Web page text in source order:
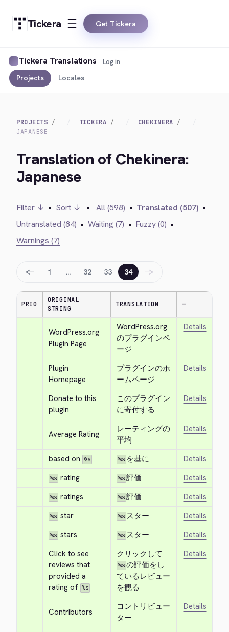
Tickera Get Tickera
Tickera Translations
Projects Locales
Log in
PROJECTS TICKERA
CHEKINERA
JAPANESE
Translation of Chekinera:
Japanese
Filter ↓ • Sort ↓ • All (598) • Translated (507) •
Untranslated (84) • Waiting (7) • Fuzzy (0) •
Warnings (7)
← 1 … 32 33 34 →
PRIO
ORIGINAL
STRING
TRANSLATION —
WordPress.org
Plugin Page
WordPress.org
のプラグインペ
ージ
Details
Plugin
Homepage
プラグインのホ
ームページ
Details
Donate to this
plugin
このプラグイン
に寄付する
Details
Average Rating
レーティングの
平均
Details
based on %s %s を基に Details
%s rating %s 評価 Details
%s ratings %s 評価 Details
%s star %s スター Details
%s stars %s スター
Details
Click to see
reviews that
provided a
rating of %s
クリックして
%s の評価をし
ているレビュー
を観る
Details
Contributors
コントリビュー
ター
Details